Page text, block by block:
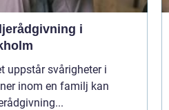
i
uppstår svårigheter i
inom en familj kan